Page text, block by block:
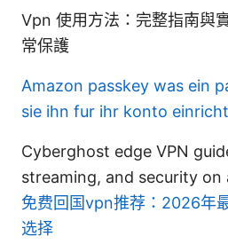
Vpn 使用方法：完整指南與
常保護
Amazon passkey was ein
sie ihn fur ihr konto
Cyberghost edge VPN
streaming, and security on
免费回国vpn推荐：2026年
选择